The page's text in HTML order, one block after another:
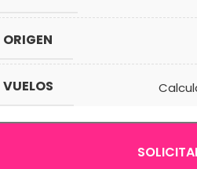
ORIGEN
VUELOS